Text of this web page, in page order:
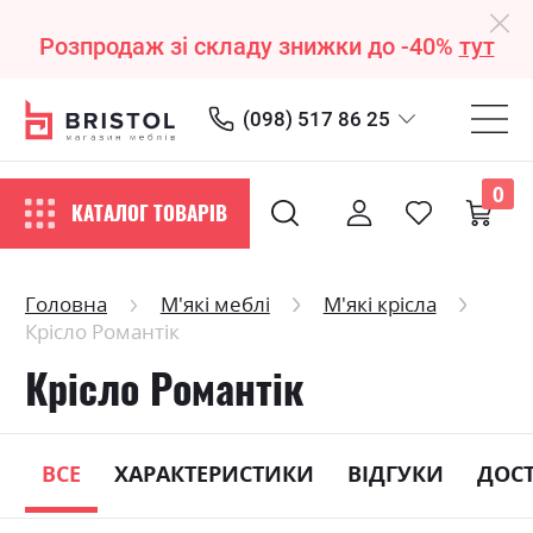
Розпродаж зі складу знижки до -40% тут
(098) 517 86 25
КАТАЛОГ ТОВАРІВ
0
Головна М'які меблі
М'які крісла
Крісло Романтік
Крісло Романтік
ВСЕ ХАРАКТЕРИСТИКИ ВІДГУКИ